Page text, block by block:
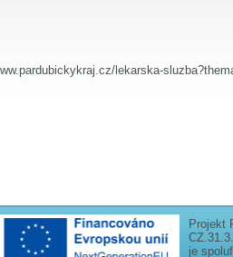
lekarska-
Projekt
je